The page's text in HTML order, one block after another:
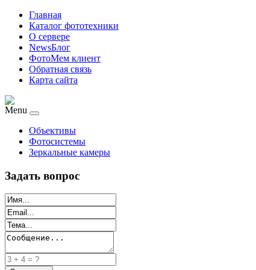
Главная
Каталог фототехники
О сервере
NewsБлог
ФотоМем клиент
Обратная связь
Карта сайта
Menu
Объективы
Фотосистемы
Зеркальные камеры
Задать вопрос